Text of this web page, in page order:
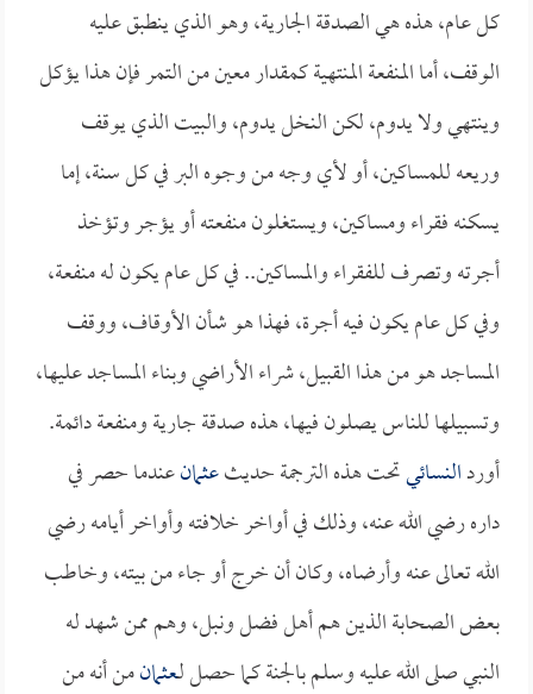
كل عام، هذه هي الصدقة الجارية، وهو الذي ينطبق عليه
الوقف، أما المنفعة المنتهية كمقدار معين من التمر فإن هذا يؤكل
وينتهي ولا يدوم، لكن النخل يدوم، والبيت الذي يوقف
وريعه للمساكين، أو لأي وجه من وجوه البر في كل سنة، إما
يسكنه فقراء ومساكين، ويستغلون منفعته أو يؤجر وتؤخذ
أجرته وتصرف للفقراء والمساكين.. في كل عام يكون له منفعة،
وفي كل عام يكون فيه أجرة، فهذا هو شأن الأوقاف، ووقف
المساجد هو من هذا القبيل، شراء الأراضي وبناء المساجد عليها،
وتسبيلها للناس يصلون فيها، هذه صدقة جارية ومنفعة دائمة.
أوردالنسائيتحت هذه الترجمة حديثعثمانعندما حصر في
داره رضي الله عنه، وذلك في أواخر خلافته وأواخر أيامه رضي
الله تعالى عنه وأرضاه، وكان أن خرج أو جاء من بيته، وخاطب
بعض الصحابة الذين هم أهل فضل ونبل، وهم ممن شهد له
النبي صلى الله عليه وسلم بالجنة كما حصل لـعثمانمن أنه من